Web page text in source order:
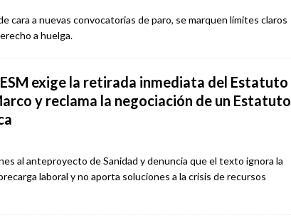
cara a nuevas convocatorias de paro, se marquen límites claros
a huelga.
exige la retirada inmediata del Estatuto
y reclama la negociación de un Estatuto
al anteproyecto de Sanidad y denuncia que el texto ignora la
laboral y no aporta soluciones a la crisis de recursos